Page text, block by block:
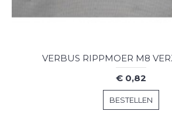
VERBUS RIPPMOER M8
€ 0,82
BESTELLEN